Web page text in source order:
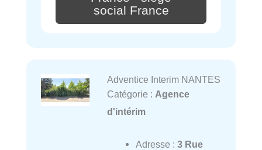
social France
Adventice Interim NANTES
Catégorie : Agence
d'intérim
Adresse : 3 Rue